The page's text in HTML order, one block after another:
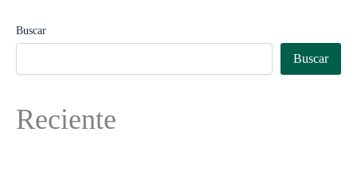
Buscar
Buscar
Reciente